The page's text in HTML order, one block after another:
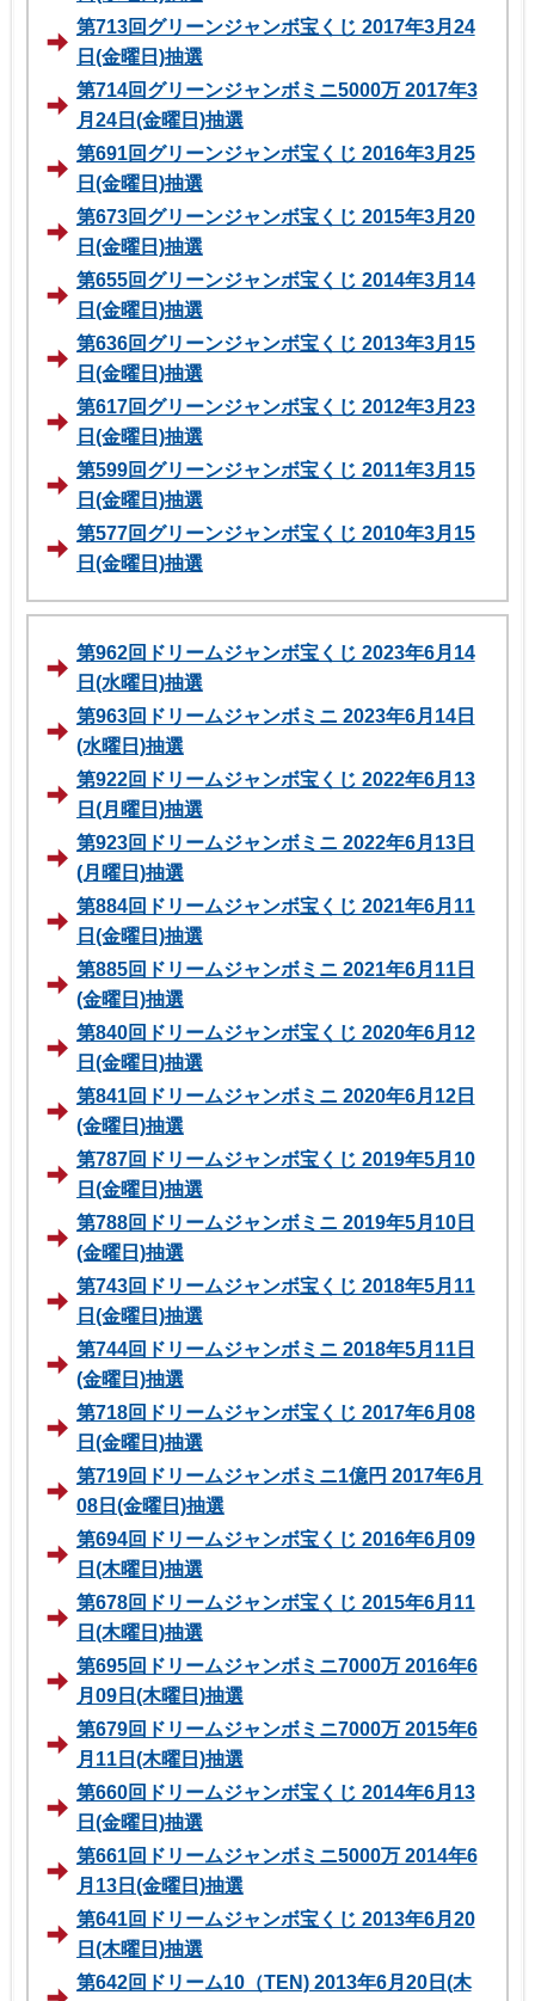
第713回グリーンジャンボ宝くじ 2017年3月24
日(金曜日)抽選
第714回グリーンジャンボミニ5000万 2017年3
月24日(金曜日)抽選
第691回グリーンジャンボ宝くじ 2016年3月25
日(金曜日)抽選
第673回グリーンジャンボ宝くじ 2015年3月20
日(金曜日)抽選
第655回グリーンジャンボ宝くじ 2014年3月14
日(金曜日)抽選
第636回グリーンジャンボ宝くじ 2013年3月15
日(金曜日)抽選
第617回グリーンジャンボ宝くじ 2012年3月23
日(金曜日)抽選
第599回グリーンジャンボ宝くじ 2011年3月15
日(金曜日)抽選
第577回グリーンジャンボ宝くじ 2010年3月15
日(金曜日)抽選
第962回ドリームジャンボ宝くじ 2023年6月14
日(水曜日)抽選
第963回ドリームジャンボミニ 2023年6月14日
(水曜日)抽選
第922回ドリームジャンボ宝くじ 2022年6月13
日(月曜日)抽選
第923回ドリームジャンボミニ 2022年6月13日
(月曜日)抽選
第884回ドリームジャンボ宝くじ 2021年6月11
日(金曜日)抽選
第885回ドリームジャンボミニ 2021年6月11日
(金曜日)抽選
第840回ドリームジャンボ宝くじ 2020年6月12
日(金曜日)抽選
第841回ドリームジャンボミニ 2020年6月12日
(金曜日)抽選
第787回ドリームジャンボ宝くじ 2019年5月10
日(金曜日)抽選
第788回ドリームジャンボミニ 2019年5月10日
(金曜日)抽選
第743回ドリームジャンボ宝くじ 2018年5月11
日(金曜日)抽選
第744回ドリームジャンボミニ 2018年5月11日
(金曜日)抽選
第718回ドリームジャンボ宝くじ 2017年6月08
日(金曜日)抽選
第719回ドリームジャンボミニ1億円 2017年6月
08日(金曜日)抽選
第694回ドリームジャンボ宝くじ 2016年6月09
日(木曜日)抽選
第678回ドリームジャンボ宝くじ 2015年6月11
日(木曜日)抽選
第695回ドリームジャンボミニ7000万 2016年6
月09日(木曜日)抽選
第679回ドリームジャンボミニ7000万 2015年6
月11日(木曜日)抽選
第660回ドリームジャンボ宝くじ 2014年6月13
日(金曜日)抽選
第661回ドリームジャンボミニ5000万 2014年6
月13日(金曜日)抽選
第641回ドリームジャンボ宝くじ 2013年6月20
日(木曜日)抽選
第642回ドリーム10（TEN) 2013年6月20日(木